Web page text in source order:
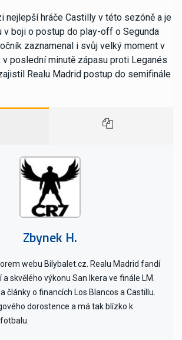
nejlepší hráče Castilly v této sezóně a je
v boji o postup do play-off o Segunda
zaznamenal i svůj velký moment v
v poslední minutě zápasu proti Leganés
Realu Madrid postup do semifinále
Zbynek H.
webu Bilybalet.cz. Realu Madrid fandí
skvělého výkonu San Ikera ve finále LM.
články o financích Los Blancos a Castillu.
dorostence a má tak blízko k